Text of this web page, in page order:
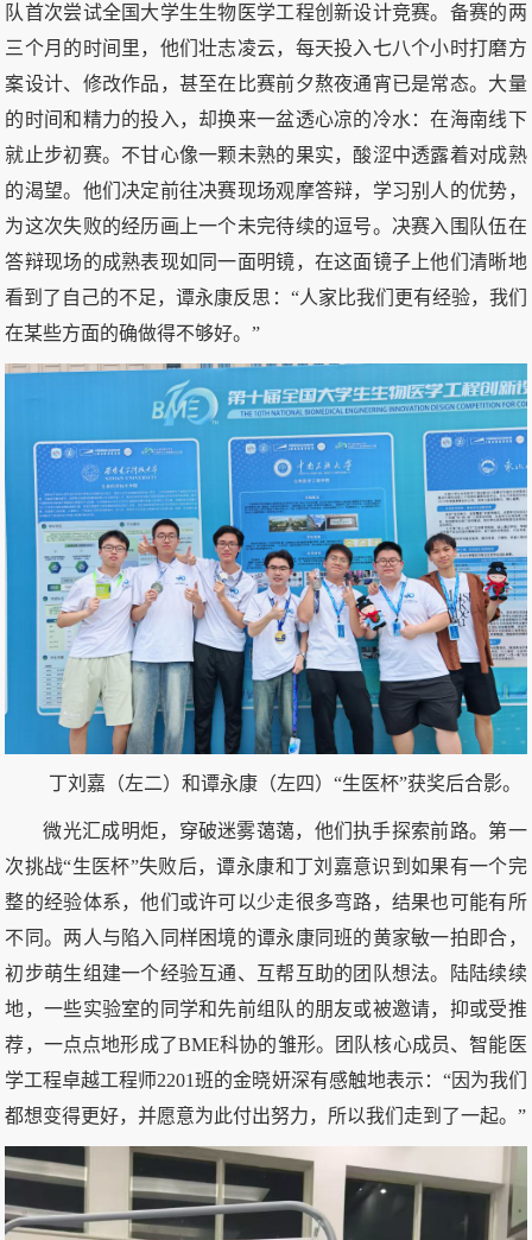
队首次尝试全国大学生生物医学工程创新设计竞赛。备赛的两
三个月的时间里，他们壮志凌云，每天投入七八个小时打磨方
案设计、修改作品，甚至在比赛前夕熬夜通宵已是常态。大量
的时间和精力的投入，却换来一盆透心凉的冷水：在海南线下
就止步初赛。不甘心像一颗未熟的果实，酸涩中透露着对成熟
的渴望。他们决定前往决赛现场观摩答辩，学习别人的优势，
为这次失败的经历画上一个未完待续的逗号。决赛入围队伍在
答辩现场的成熟表现如同一面明镜，在这面镜子上他们清晰地
看到了自己的不足，谭永康反思：“人家比我们更有经验，我们
在某些方面的确做得不够好。”
丁刘嘉（左二）和谭永康（左四）“生医杯”获奖后合影。
微光汇成明炬，穿破迷雾蔼蔼，他们执手探索前路。第一
次挑战“生医杯”失败后，谭永康和丁刘嘉意识到如果有一个完
整的经验体系，他们或许可以少走很多弯路，结果也可能有所
不同。两人与陷入同样困境的谭永康同班的黄家敏一拍即合，
初步萌生组建一个经验互通、互帮互助的团队想法。陆陆续续
地，一些实验室的同学和先前组队的朋友或被邀请，抑或受推
荐，一点点地形成了BME科协的雏形。团队核心成员、智能医
学工程卓越工程师2201班的金晓妍深有感触地表示：“因为我们
都想变得更好，并愿意为此付出努力，所以我们走到了一起。”